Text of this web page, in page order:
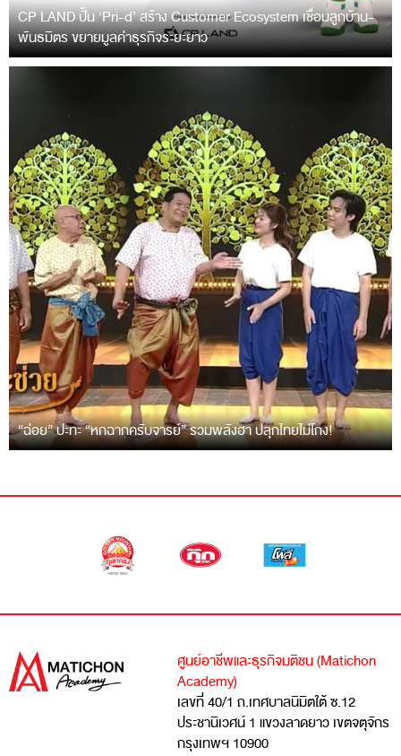
CP LAND ปั้น ‘Pri-d’ สร้าง Customer Ecosystem เชื่อมลูกบ้าน-
พันธมิตร ขยายมูลค่าธุรกิจระยะยาว
“ฉ่อย” ปะทะ “หกฉากครับจารย์” รวมพลังฮา ปลุกไทยไม่โกง!
ศูนย์อาชีพและธุรกิจมติชน (Matichon
Academy)
เลขที่ 40/1 ถ.เทศบาลนิมิตใต้ ซ.12
ประชานิเวศน์ 1 แขวงลาดยาว เขตจตุจักร
กรุงเทพฯ 10900